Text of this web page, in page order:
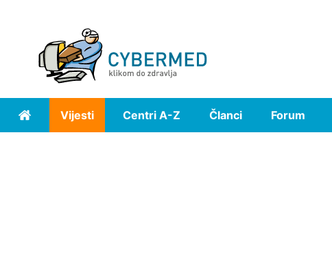
Home Vijesti Centri A-Z Članci Forum